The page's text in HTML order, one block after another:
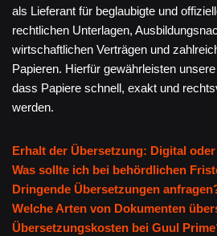
als Lieferant für beglaubigte und
rechtlichen Unterlagen,
wirtschaftlichen Verträgen und
Papieren. Hierfür gewährleisten
dass Papiere schnell, exakt und
werden.
Erhalt der Übersetzung: Digital
Was sollte ich bei behördlichen
Dringende Übersetzungen
Welche Arten von Dokumenten
Übersetzungskosten bei Guul